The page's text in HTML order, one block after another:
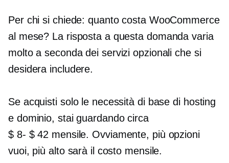
Per chi si chiede: quanto costa WooCommerce
al mese? La risposta a questa domanda varia
molto a seconda dei servizi opzionali che si
desidera includere.
Se acquisti solo le necessità di base di hosting
e dominio, stai guardando circa
$ 8- $ 42 mensile. Ovviamente, più opzioni
vuoi, più alto sarà il costo mensile.